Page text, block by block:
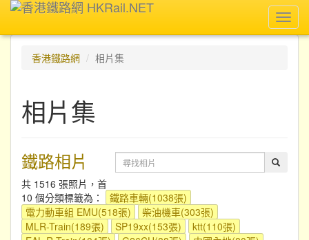
香港鐵路網
相片集
相片集
鐵路相片
共 1516 張照片，首
10 個分類標籤為：
鐵路車輛(1038張)
電力動車組 EMU(518張)
柴油機車(303張)
MLR-Train(189張)
SP19xx(153張)
ktt(110張)